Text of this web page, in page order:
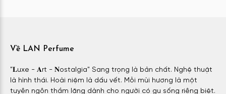
Về LAN Perfume
"𝐋uxe - 𝐀rt - 𝐍ostalgia" Sang trọng là bản chất. Nghệ thuật
là hình thái. Hoài niệm là dấu vết. Mỗi mùi hương là một
tuyên ngôn thầm lặng dành cho người có gu sống riêng biệt.